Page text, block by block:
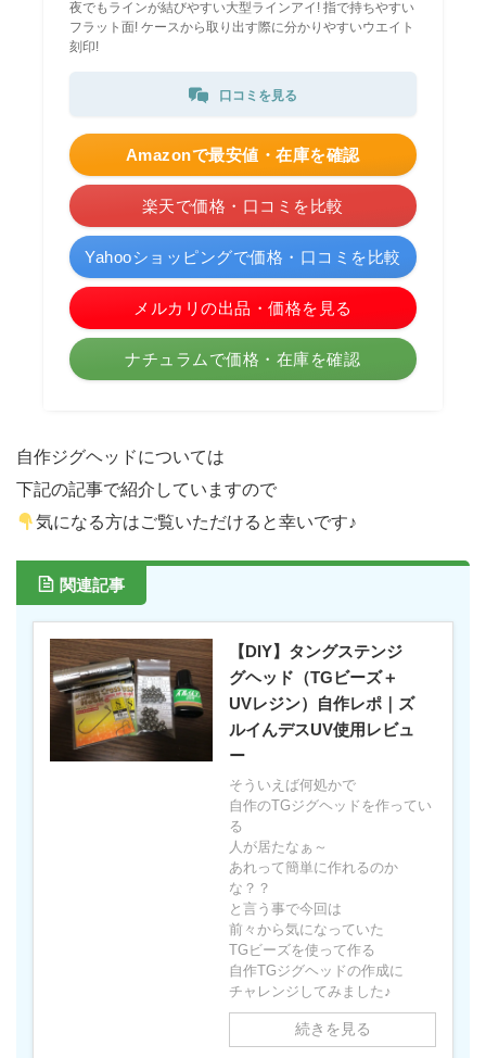
夜でもラインが結びやすい大型ラインアイ! 指で持ちやすい
フラット面! ケースから取り出す際に分かりやすいウエイト
刻印!
口コミを見る
Amazonで最安値・在庫を確認
楽天で価格・口コミを比較
Yahooショッピングで価格・口コミを比較
メルカリの出品・価格を見る
ナチュラムで価格・在庫を確認
自作ジグヘッドについては
下記の記事で紹介していますので
気になる方はご覧いただけると幸いです♪
関連記事
【DIY】タングステンジ
グヘッド（TGビーズ＋
UVレジン）自作レポ｜ズ
ルイんデスUV使用レビュ
ー
そういえば何処かで
自作のTGジグヘッドを作ってい
る
人が居たなぁ～
あれって簡単に作れるのか
な？？
と言う事で今回は
前々から気になっていた
TGビーズを使って作る
自作TGジグヘッドの作成に
チャレンジしてみました♪
続きを見る